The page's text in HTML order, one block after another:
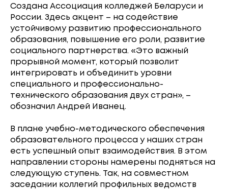
Создана Ассоциация колледжей Беларуси и
России. Здесь акцент – на содействие
устойчивому развитию профессионального
образования, повышение его роли, развитие
социального партнерства. «Это важный
прорывной момент, который позволит
интегрировать и объединить уровни
специального и профессионально-
технического образования двух стран», –
обозначил Андрей Иванец.
В плане учебно-методического обеспечения
образовательного процесса у наших стран
есть успешный опыт взаимодействия. В этом
направлении стороны намерены подняться на
следующую ступень. Так, на совместном
заседании коллегий профильных ведомств